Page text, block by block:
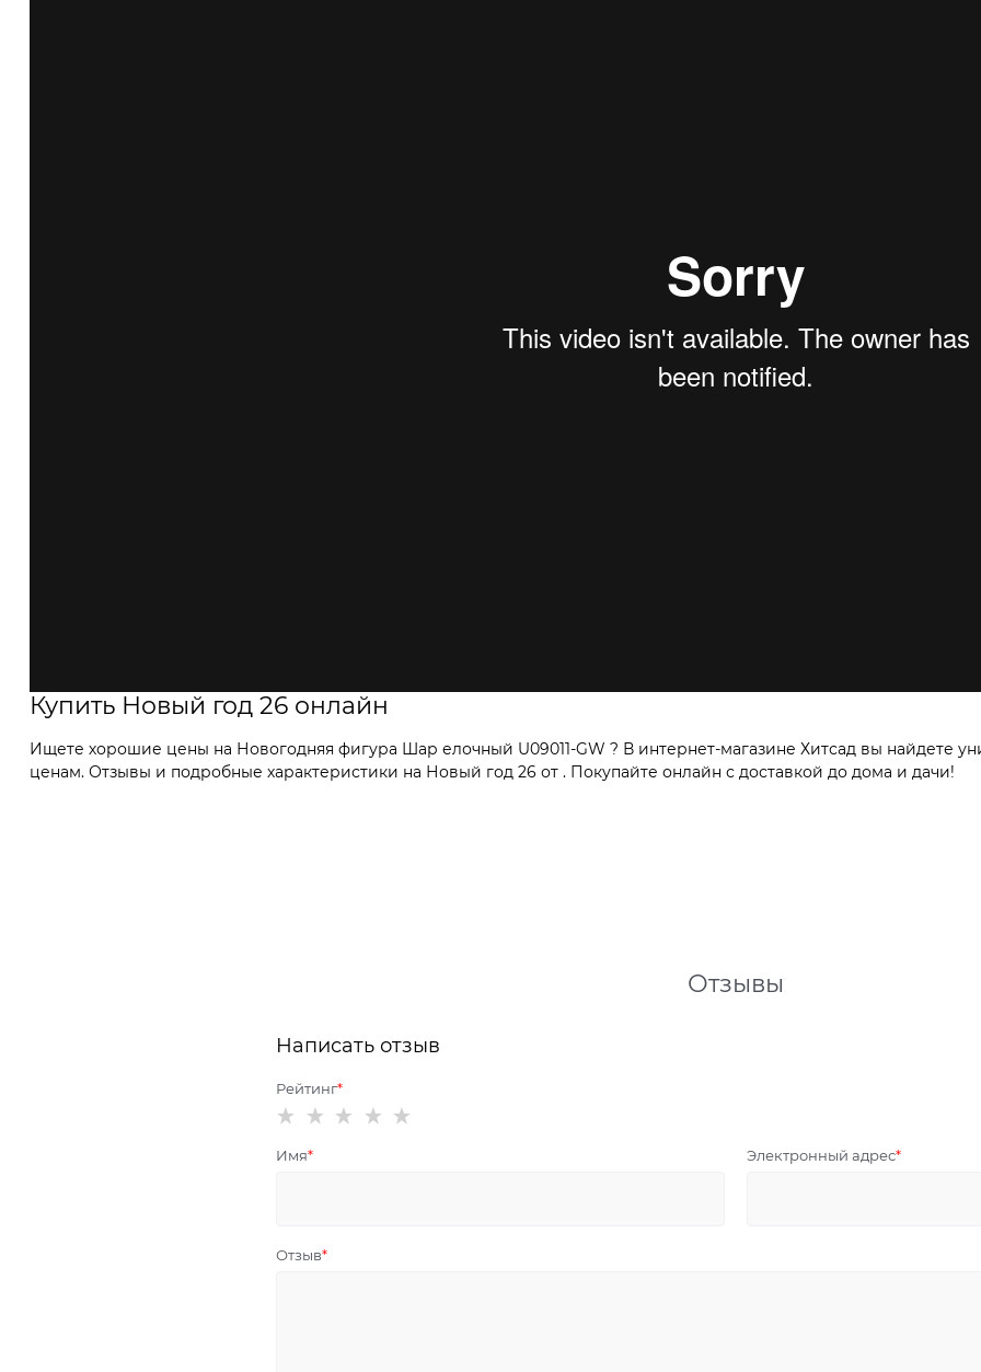
Купить Новый год 26 онлайн
Ищете хорошие цены на Новогодняя фигура Шар елочный U09011-GW ? В интернет-магазине Хитсад вы найдете
ценам. Отзывы и подробные характеристики на Новый год 26 от . Покупайте онлайн с доставкой до дома и дачи!
Отзывы
Написать отзыв
Рейтинг
Имя Электронный адрес
Отзыв